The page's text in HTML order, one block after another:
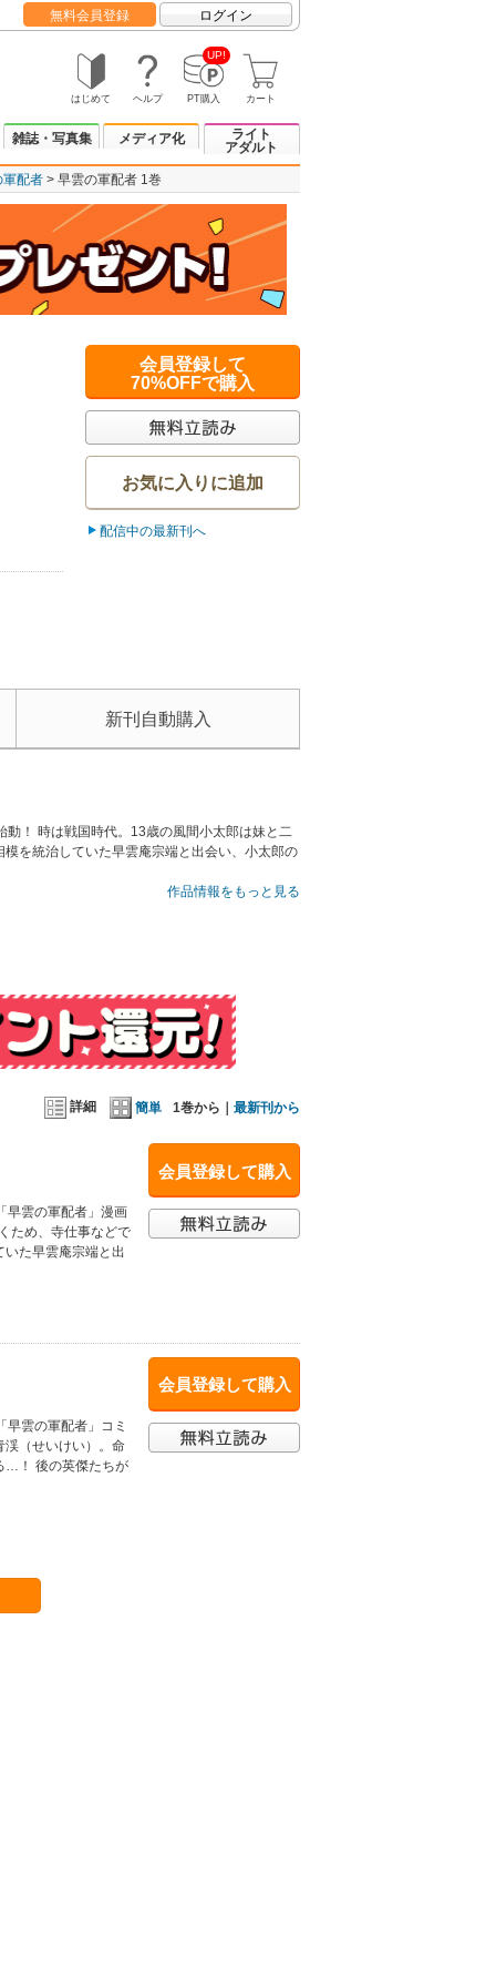
無料会員登録 ログイン
はじめて ヘルプ
UP!
PT購入 カート
雑誌・写真集 メディア化
ライト
アダルト
軍配者 早雲の軍配者 1巻
会員登録して
70%OFFで購入
お気に入りに追加
配信中の最新刊へ
新刊自動購入
！ 時は戦国時代。13歳の風間小太郎は妹と二
を統治していた早雲庵宗端と出会い、小太郎の
作品情報をもっと見る
詳細 簡単 1巻から｜ 最新刊から
会員登録して購入
早雲の軍配者」漫画
ため、寺仕事などで
た早雲庵宗端と出
会員登録して購入
雲の軍配者」コミ
（せいけい）。命
…！ 後の英傑たちが